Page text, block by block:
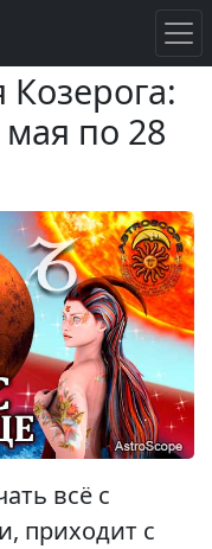
мая по 28
всё с
приходит с